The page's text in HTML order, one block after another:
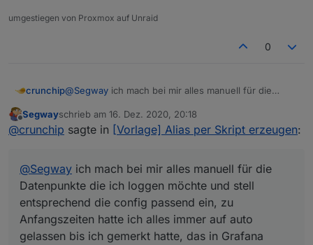
das loggen erst gestoppt werden, der DP in der
"speichern unter"
umgestiegen von Proxmox auf Unraid
0
crunchip@Segway ich mach bei mir alles manuell für die
entsprechend die config passend ein, zu
Anfangszeiten hatte ich alles immer auf auto
Gegebenenfalls ein issue bei influx erstellen.
Segwayschrieb am 16. Dez. 2020, 20:18
zuletzt editiert von
@crunchip sagte in [Vorlage] Alias per Skript erzeugen:
@Segway ich mach bei mir alles manuell für die
Datenpunkte die ich loggen möchte und stell
entsprechend die config passend ein, zu
Anfangszeiten hatte ich alles immer auf auto
gelassen bis ich gemerkt hatte, das in Grafana